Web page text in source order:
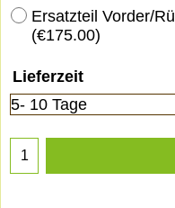
Ersatzteil Vorder/
(€175.00)
Lieferzeit